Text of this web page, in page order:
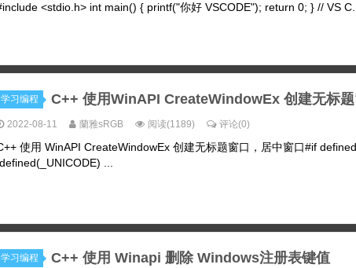
<stdio.h> int main() { printf("你好 VSCODE"); return 0; } // VS C...
学习编程 C++ 使用WinAPI CreateWindowEx 创建无标题
2022-08-11 蘭雅sRGB 阅读(1189) 评论(0)
使用 WinAPI CreateWindowEx 创建无标题窗口，居中窗口 #if
...
学习编程 C++ 使用 Winapi 删除 Windows注册表键值